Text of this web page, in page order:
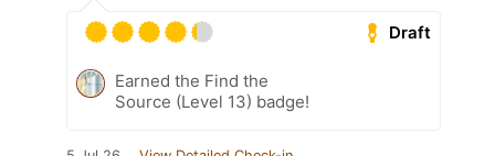
Draft
Earned the Find the
Source (Level 13) badge!